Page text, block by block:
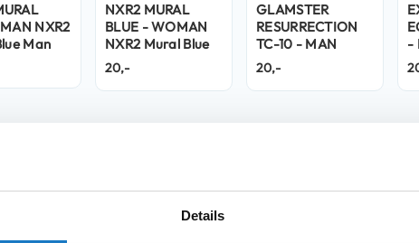
Details
NXR2
Man
NXR2 MURAL
BLUE - WOMAN
NXR2 Mural Blue
Woman
20,-
GLAMSTER
RESURRECTION
TC-10 - MAN
GLAMSTER
Resurrection TC-
10 Man
20,-
-
motorhelmmerk te tonen? Met het T-
een vet logo van het iconische